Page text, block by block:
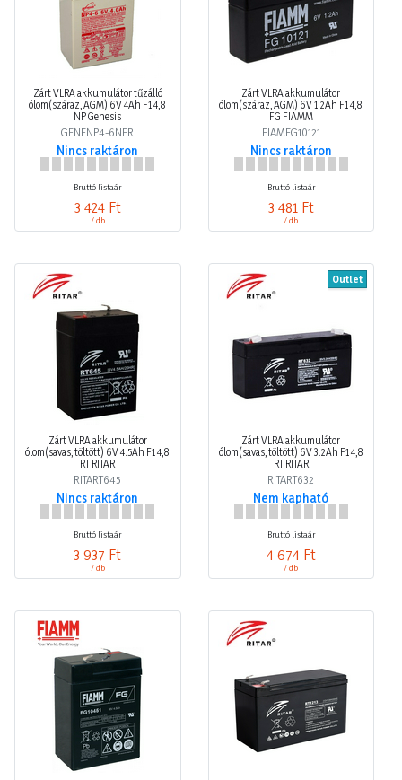
Zárt VLRA akkumulátor tűzálló
ólom(száraz, AGM) 6V 4Ah F1 4,8
NP Genesis
GENENP4-6NFR
Nincs raktáron
Bruttó listaár
3 424 Ft
/ db
Zárt VLRA akkumulátor
ólom(száraz, AGM) 6V 1.2Ah F1 4,8
FG FIAMM
FIAMFG10121
Nincs raktáron
Bruttó listaár
3 481 Ft
/ db
Zárt VLRA akkumulátor
ólom(savas, töltött) 6V 4.5Ah F1 4,8
RT RITAR
RITART645
Nincs raktáron
Bruttó listaár
3 937 Ft
/ db
Outlet
Zárt VLRA akkumulátor
ólom(savas, töltött) 6V 3.2Ah F1 4,8
RT RITAR
RITART632
Nem kapható
Bruttó listaár
4 674 Ft
/ db